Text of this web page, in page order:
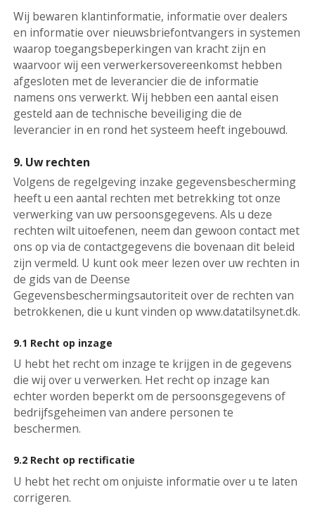
Wij bewaren klantinformatie, informatie over dealers
en informatie over nieuwsbriefontvangers in systemen
waarop toegangsbeperkingen van kracht zijn en
waarvoor wij een verwerkersovereenkomst hebben
afgesloten met de leverancier die de informatie
namens ons verwerkt. Wij hebben een aantal eisen
gesteld aan de technische beveiliging die de
leverancier in en rond het systeem heeft ingebouwd.
9. Uw rechten
Volgens de regelgeving inzake gegevensbescherming
heeft u een aantal rechten met betrekking tot onze
verwerking van uw persoonsgegevens. Als u deze
rechten wilt uitoefenen, neem dan gewoon contact met
ons op via de contactgegevens die bovenaan dit beleid
zijn vermeld. U kunt ook meer lezen over uw rechten in
de gids van de Deense
Gegevensbeschermingsautoriteit over de rechten van
betrokkenen, die u kunt vinden op www.datatilsynet.dk.
9.1 Recht op inzage
U hebt het recht om inzage te krijgen in de gegevens
die wij over u verwerken. Het recht op inzage kan
echter worden beperkt om de persoonsgegevens of
bedrijfsgeheimen van andere personen te
beschermen.
9.2 Recht op rectificatie
U hebt het recht om onjuiste informatie over u te laten
corrigeren.